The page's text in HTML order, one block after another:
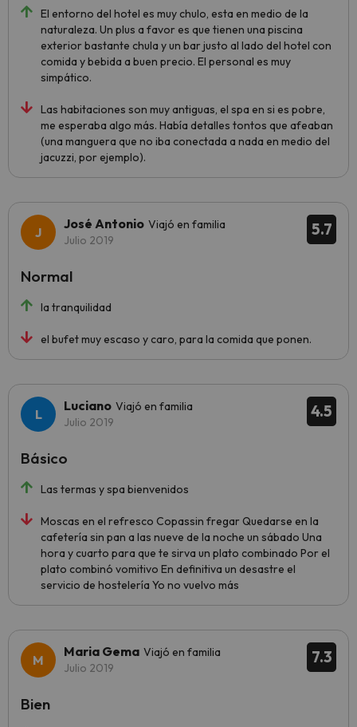
El entorno del hotel es muy chulo, esta en medio de la
naturaleza. Un plus a favor es que tienen una piscina
exterior bastante chula y un bar justo al lado del hotel con
comida y bebida a buen precio. El personal es muy
simpático.
Las habitaciones son muy antiguas, el spa en si es pobre,
me esperaba algo más. Había detalles tontos que afeaban
(una manguera que no iba conectada a nada en medio del
jacuzzi, por ejemplo).
5.7
José Antonio Viajó en familia
Julio 2019
la tranquilidad
el bufet muy escaso y caro, para la comida que ponen.
Normal
4.5
Luciano Viajó en familia
Julio 2019
Las termas y spa bienvenidos
Moscas en el refresco Copassin fregar Quedarse en la
cafetería sin pan a las nueve de la noche un sábado Una
hora y cuarto para que te sirva un plato combinado Por el
plato combinó vomitivo En definitiva un desastre el
servicio de hostelería Yo no vuelvo más
Básico
7.3
Maria Gema Viajó en familia
Julio 2019
Bien